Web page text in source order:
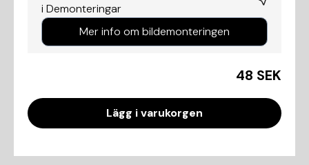
i Demonteringar
Mer info om bildemonteringen
48 SEK
Lägg i varukorgen